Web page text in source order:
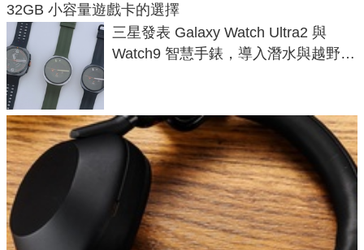
32GB 小容量遊戲卡的選擇
三星發表 Galaxy Watch Ultra2 與
Watch9 智慧手錶，導入潛水與越野跑